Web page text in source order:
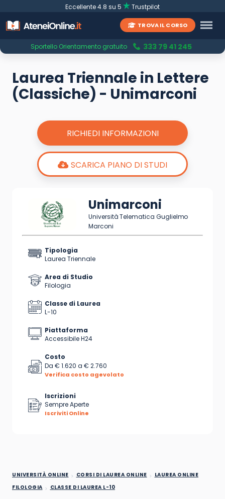
Eccellente 4.8 su 5 Trustpilot
TROVA IL CORSO
Sportello Orientamento gratuito 333 79 41 245
Laurea Triennale in Lettere
(Classiche) - Unimarconi
RICHIEDI INFORMAZIONI
SCARICA PIANO DI STUDI
Unimarconi
Università Telematica Guglielmo
Marconi
Tipologia
Laurea Triennale
Area di Studio
Filologia
Classe di Laurea
L-10
Piattaforma
Accessibile H24
Costo
Da € 1.620 a € 2.760
Verifica costo agevolato
Iscrizioni
Sempre Aperte
Iscriviti Online
UNIVERSITÀ ONLINE CORSI DI LAUREA ONLINE
LAUREA ONLINE
FILOLOGIA
CLASSE DI LAUREA L-10